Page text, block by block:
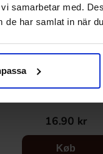
samarbetar med.
har samlat in när
Ramlösa Mer Smak
16.90 kr
Køb